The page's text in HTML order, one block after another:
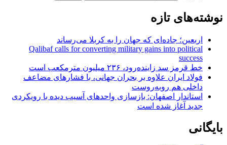
نوشته‌های تازه
اربعین؛ جاده‌ای که جهان را به کربلا می‌رساند
Qalibaf calls for converting military gains into political
success
خط قرمز سد زاینده‌رود، ۲۳۶ میلیون مترمکعب است
فولاد ایران علاوه بر بحران جهانی، با فشارهای مضاعف
داخلی هم روبه‌روست
استاندار اصفهان: بازسازی واحدهای آسیب دیده با رویکردی
جدید آغاز شده است
بایگانی